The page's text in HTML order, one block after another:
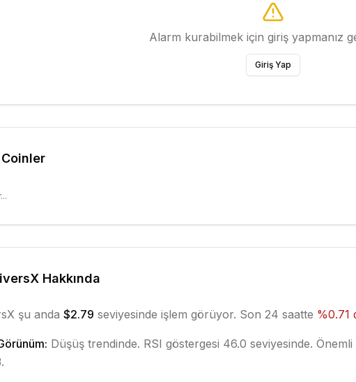
Alarm kurabilmek için giriş yapmanız
Giriş Yap
Hakkında
şu anda $2.79 seviyesinde işlem görüyor. Son 24 saatte %0.71
Düşüştrendinde. RSI göstergesi 46.0 seviyesinde. Önemli